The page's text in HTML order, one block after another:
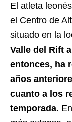
El atleta
el Centro de
situado en la
Valle del Rift
entonces, ha
años
cuanto a los
temporada.